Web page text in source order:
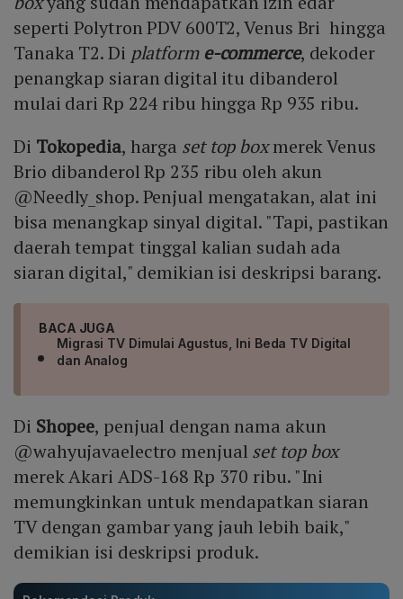
seperti Polytron PDV 600T2, Venus Bri hingga
Tanaka T2. Di platform e-commerce, dekoder
penangkap siaran digital itu dibanderol
mulai dari Rp 224 ribu hingga Rp 935 ribu.
Di Tokopedia, harga set top boxmerek Venus
Brio dibanderol Rp 235 ribu oleh akun
@Needly_shop. Penjual mengatakan, alat ini
bisa menangkap sinyal digital. "Tapi, pastikan
daerah tempat tinggal kalian sudah ada
siaran digital," demikian isi deskripsi barang.
BACA JUGA
Migrasi TV Dimulai Agustus, Ini Beda TV Digital
dan Analog
Di Shopee, penjual dengan nama akun
@wahyujavaelectro menjual set top box
merek Akari ADS-168 Rp 370 ribu. "Ini
memungkinkan untuk mendapatkan siaran
TV dengan gambar yang jauh lebih baik,"
demikian isi deskripsi produk.